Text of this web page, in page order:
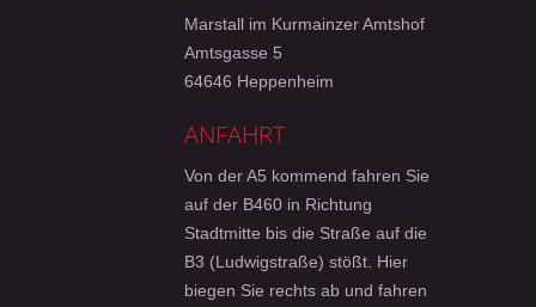
Marstall im Kurmainzer Amtshof
Amtsgasse 5
64646 Heppenheim
ANFAHRT
Von der A5 kommend fahren Sie
auf der B460 in Richtung
Stadtmitte bis die Straße auf die
B3 (Ludwigstraße) stößt. Hier
biegen Sie rechts ab und fahren